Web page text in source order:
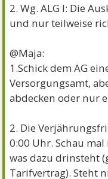
2. Wg. ALG I: Die
und nur teilweise
@Maja:
1.Schick dem AG
Versorgungsamt,
abdecken oder nur
2. Die
0:00 Uhr. Schau
was dazu drinsteht
Tarifvertrag). Steht